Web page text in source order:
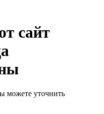
сайт
можете уточнить